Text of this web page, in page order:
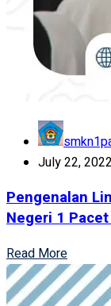
July 22, 2022
Pengenalan
Negeri 1
Read More